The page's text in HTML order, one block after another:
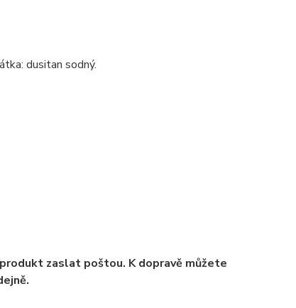
dusitan sodný.
zaslat poštou. K dopravě můžete